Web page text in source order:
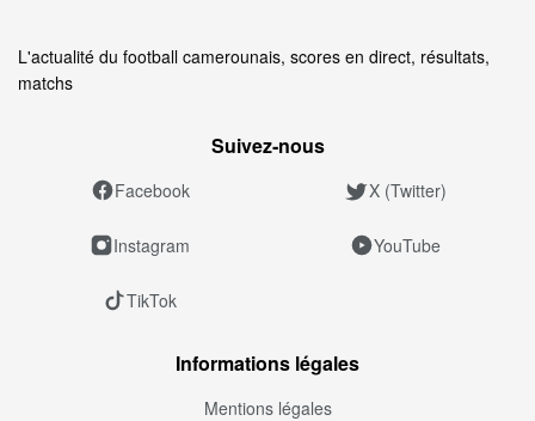
L'actualité du football camerounais, scores en direct, résultats,
matchs
Suivez‑nous
Facebook X (Twitter)
Instagram YouTube
TikTok
Informations légales
Mentions légales